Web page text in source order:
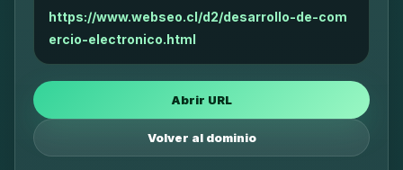
https://www.webseo.cl/d2/desarrollo-de-com
ercio-electronico.html
Abrir URL
Volver al dominio